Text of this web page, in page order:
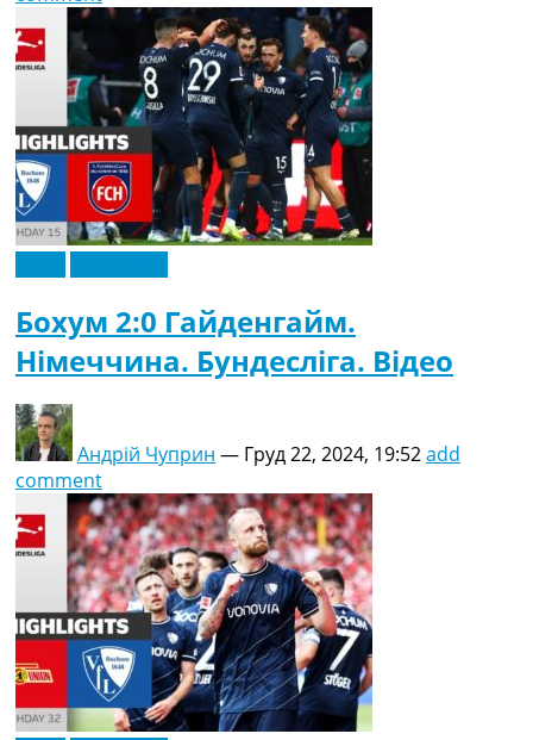
Бохум 2:0 Гайденгайм.
Німеччина. Бундесліга. Відео
Андрій Чуприн — Груд 22, 2024, 19:52add
comment